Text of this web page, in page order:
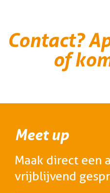
Contact?
of
Meet up
Maak direct een
vrijblijvend